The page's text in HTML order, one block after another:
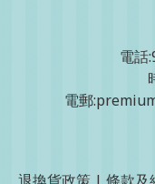
電話
電郵